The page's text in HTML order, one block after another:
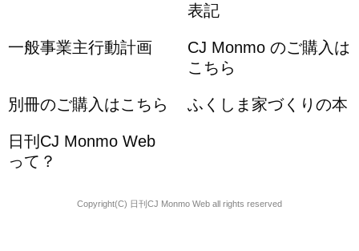
表記
一般事業主行動計画
CJ Monmo のご購入は
こちら
別冊のご購入はこちら ふくしま家づくりの本
日刊CJ Monmo Web
って？
Copyright(C) 日刊CJ Monmo Web all rights reserved